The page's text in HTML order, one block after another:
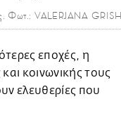
Φωτ.: VALERJANA
εποχές, η
κοινωνικής τους
ελευθερίες που